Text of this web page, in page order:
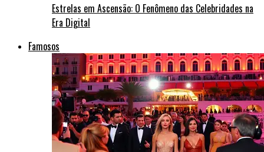
Estrelas em Ascensão: O Fenômeno das Celebridades na
Era Digital
Famosos